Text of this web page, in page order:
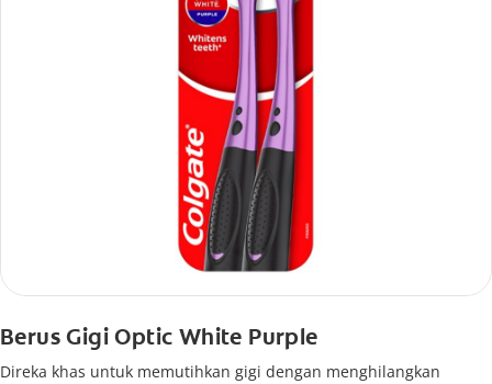
Berus Gigi Optic White Purple
Direka khas untuk memutihkan gigi dengan menghilangkan